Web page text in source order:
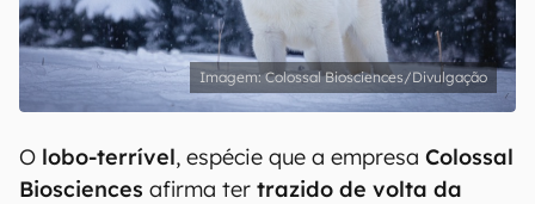
Colossal Biosciences/Divulgação
O lobo-terrível, espécie que a empresa Colossal
Biosciences afirma ter trazido de volta da